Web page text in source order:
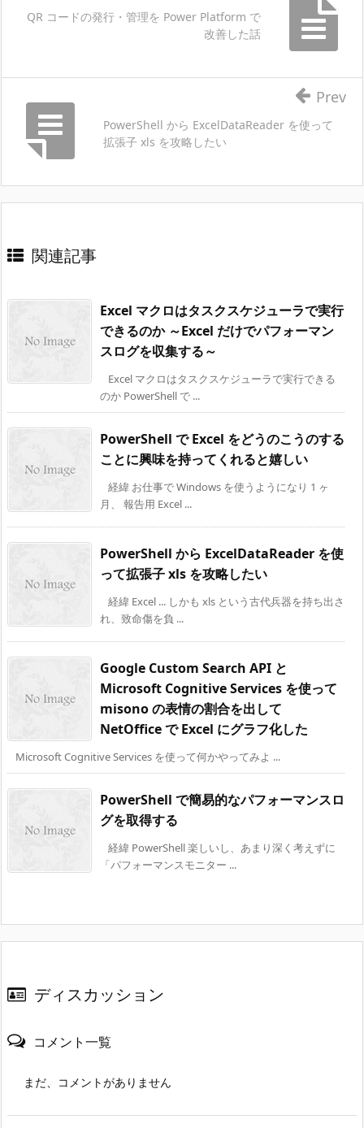
QR コードの発行・管理を Power Platform で
改善した話
PowerShell から ExcelDataReader を使って
拡張子 xls を攻略したい
Prev
関連記事
Excel マクロはタスクスケジューラで実行
できるのか ～Excel だけでパフォーマン
スログを収集する～
Excel マクロはタスクスケジューラで実行できる
のか PowerShell で ...
PowerShell で Excel をどうのこうのする
ことに興味を持ってくれると嬉しい
経緯 お仕事で Windows を使うようになり 1 ヶ
月、 報告用 Excel ...
PowerShell から ExcelDataReader を使
って拡張子 xls を攻略したい
経緯 Excel ... しかも xls という古代兵器を持ち出さ
れ、致命傷を負 ...
Google Custom Search API と
Microsoft Cognitive Services を使って
misono の表情の割合を出して
NetOffice で Excel にグラフ化した
Microsoft Cognitive Services を使って何かやってみよ ...
PowerShell で簡易的なパフォーマンスロ
グを取得する
経緯 PowerShell 楽しいし、あまり深く考えずに
「パフォーマンスモニター ...
ディスカッション
コメント一覧
まだ、コメントがありません